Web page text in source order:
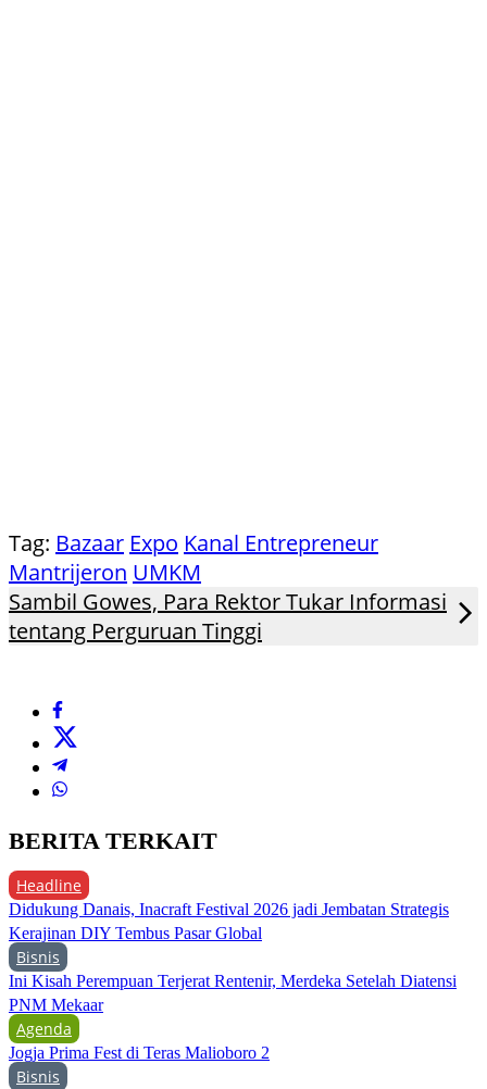
Tag: Bazaar Expo Kanal Entrepreneur
Mantrijeron UMKM
Sambil Gowes, Para Rektor Tukar Informasi
tentang Perguruan Tinggi
BERITA TERKAIT
Headline
Didukung Danais, Inacraft Festival 2026 jadi Jembatan Strategis
Kerajinan DIY Tembus Pasar Global
Bisnis
Ini Kisah Perempuan Terjerat Rentenir, Merdeka Setelah Diatensi
PNM Mekaar
Agenda
Jogja Prima Fest di Teras Malioboro 2
Bisnis